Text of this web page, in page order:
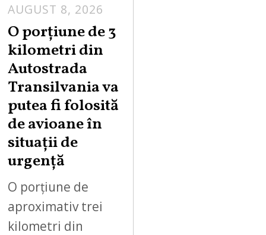
AUGUST 8, 2026
U
G
T
8
O porțiune de 3
kilometri din
Autostrada
Transilvania va
putea fi folosită
de avioane în
situații de
urgență
O porțiune de
aproximativ trei
kilometri din